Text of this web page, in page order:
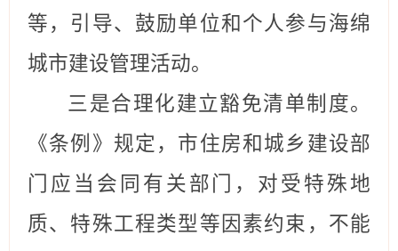
等， 引导、鼓励单位和个人参与海绵
城市建设管理活动。
三是合理化建立豁免清单制度。
《条例》规定，市住房和城乡建设部
门应当会同有关部门，对受特殊地
质、特殊工程类型等因素约束，不能